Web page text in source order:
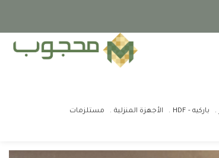
باركيه - HDF الأجهزة المنزلية مستلزمات